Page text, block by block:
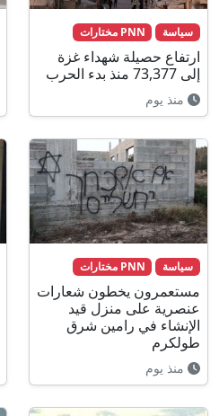
سياسة PNN مختارات
ارتفاع حصيلة شهداء غزة
إلى 73,377 منذ بدء الحرب
منذ يوم
سياسة PNN مختارات
مستعمرون يخطون شعارات
عنصرية على منزل قيد
الإنشاء في رامين شرق
طولكرم
منذ يوم